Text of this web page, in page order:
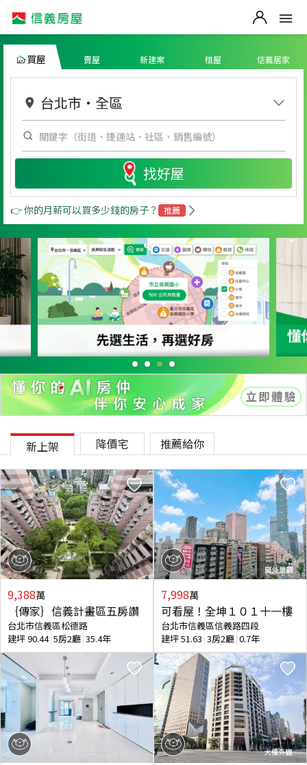
買屋 賣屋 新建案 租屋 信義居家
台北市 ・ 全區
找好屋
👉 你的月薪可以買多少錢的房子？ 推薦
新上架 降價宅 推薦給你
9,388萬
｛傳家｝信義計畫區五房讚
台北市信義區松德路
建坪90.44 5房2廳 35.4年
7,998萬
可看屋！全坤１０１十一樓
台北市信義區信義路四段
建坪51.63 3房2廳 0.7年